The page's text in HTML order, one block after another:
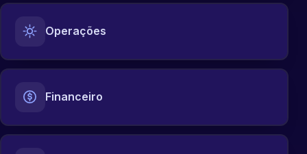
Operações
Financeiro